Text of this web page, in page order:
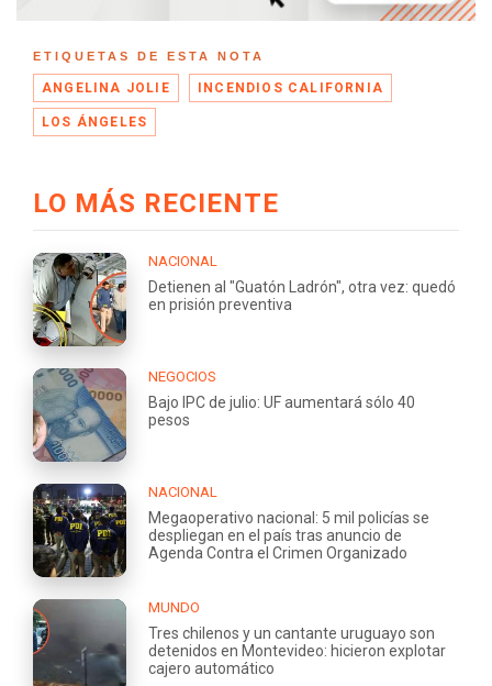
ETIQUETAS DE ESTA NOTA
ANGELINA JOLIE INCENDIOS CALIFORNIA
LOS ÁNGELES
LO MÁS RECIENTE
NACIONAL
Detienen al "Guatón Ladrón", otra vez: quedó
en prisión preventiva
NEGOCIOS
Bajo IPC de julio: UF aumentará sólo 40
pesos
NACIONAL
Megaoperativo nacional: 5 mil policías se
despliegan en el país tras anuncio de
Agenda Contra el Crimen Organizado
MUNDO
Tres chilenos y un cantante uruguayo son
detenidos en Montevideo: hicieron explotar
cajero automático